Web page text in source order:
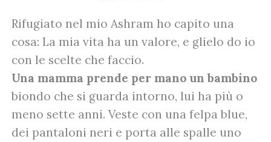
Rifugiato nel mio Ashram ho capito una
cosa: La mia vita ha un valore, e glielo do io
con le scelte che faccio.
Una mamma prende per mano un bambino
biondo che si guarda intorno, lui ha più o
meno sette anni. Veste con una felpa blue,
dei pantaloni neri e porta alle spalle uno